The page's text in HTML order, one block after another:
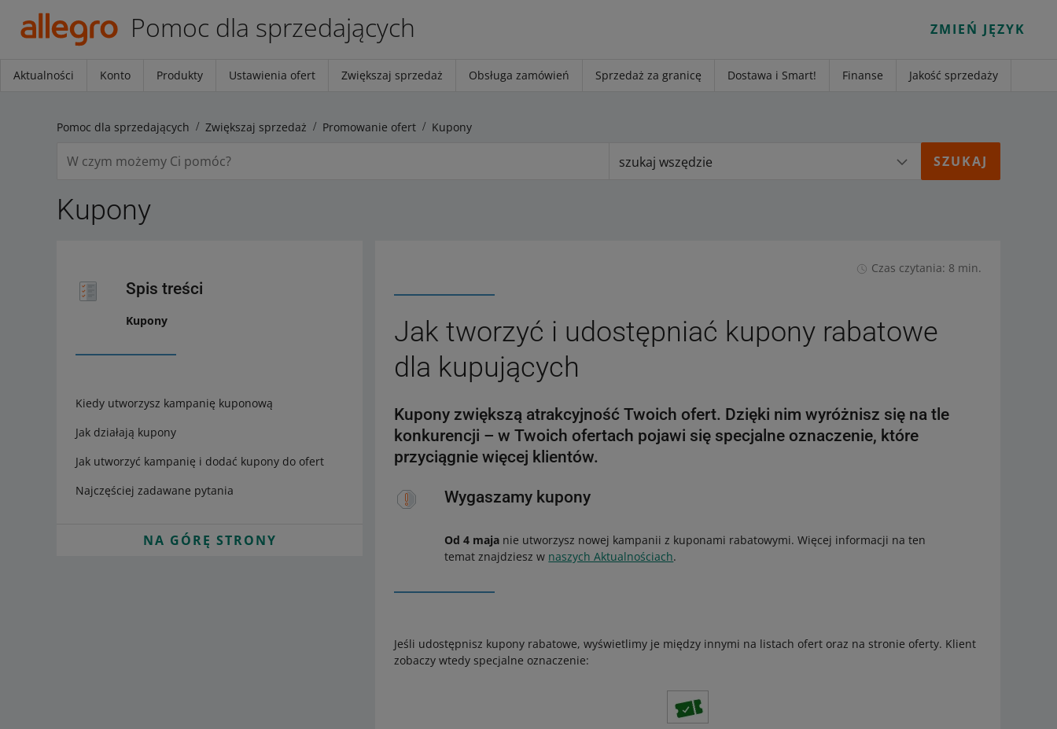
Pomoc dla sprzedających ZMIEŃ JĘZYK
Aktualności Konto Produkty Ustawienia ofert Zwiększaj sprzedaż Obsługa zamówień Sprzedaż za granicę Dostawa i Smart! Finanse Jakość sprzedaży
Pomoc dla sprzedających Zwiększaj sprzedaż Promowanie ofert Kupony
szukaj wszędzie
Kupony
Spis treści
Kupony
Kiedy utworzysz kampanię kuponową
Jak działają kupony
Jak utworzyć kampanię i dodać kupony do ofert
Najczęściej zadawane pytania
NA GÓRĘ STRONY
Czas czytania: 8 min.
Jak tworzyć i udostępniać kupony rabatowe
dla kupujących
Kupony zwiększą atrakcyjność Twoich ofert. Dzięki nim wyróżnisz się na tle
konkurencji – w Twoich ofertach pojawi się specjalne oznaczenie, które
przyciągnie więcej klientów.
Wygaszamy kupony
Od 4 maja nie utworzysz nowej kampanii z kuponami rabatowymi. Więcej informacji na ten
temat znajdziesz w naszych Aktualnościach.
Jeśli udostępnisz kupony rabatowe, wyświetlimy je między innymi na listach ofert oraz na stronie oferty. Klient
zobaczy wtedy specjalne oznaczenie: